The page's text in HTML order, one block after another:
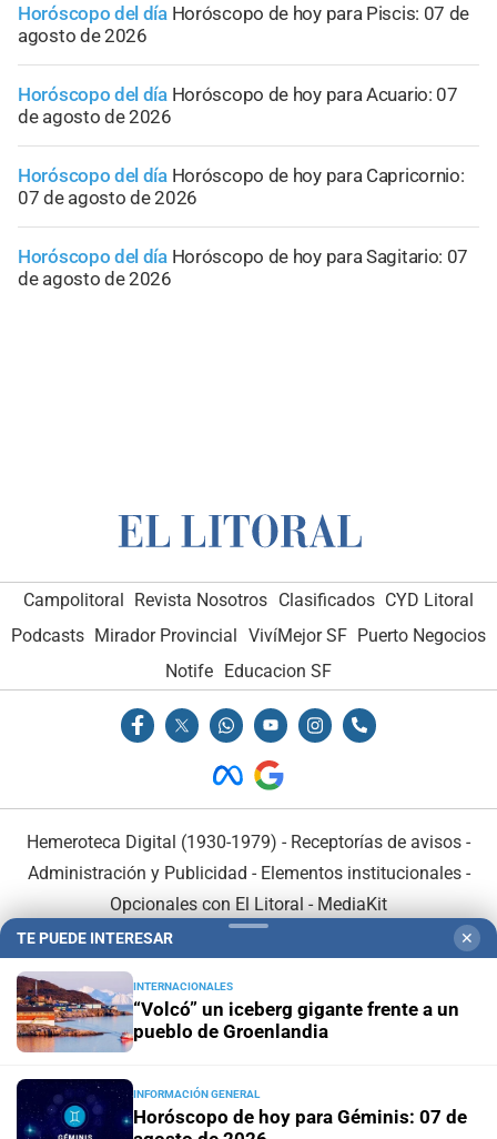
Horóscopo del día Horóscopo de hoy para Piscis: 07 de
agosto de 2026
Horóscopo del día Horóscopo de hoy para Acuario: 07
de agosto de 2026
Horóscopo del día Horóscopo de hoy para Capricornio:
07 de agosto de 2026
Horóscopo del día Horóscopo de hoy para Sagitario: 07
de agosto de 2026
Campolitoral Revista Nosotros Clasificados CYD Litoral
Podcasts Mirador Provincial VivíMejor SF Puerto Negocios
Notife
Educacion SF
Hemeroteca Digital (1930-1979) - Receptorías de avisos -
Administración y Publicidad - Elementos institucionales-
Opcionales con El Litoral - MediaKit
En Asociación con:
TE PUEDE INTERESAR ✕
INTERNACIONALES
“Volcó” un iceberg gigante frente a un
pueblo de Groenlandia
INFORMACIÓN GENERAL
Horóscopo de hoy para Géminis: 07 de